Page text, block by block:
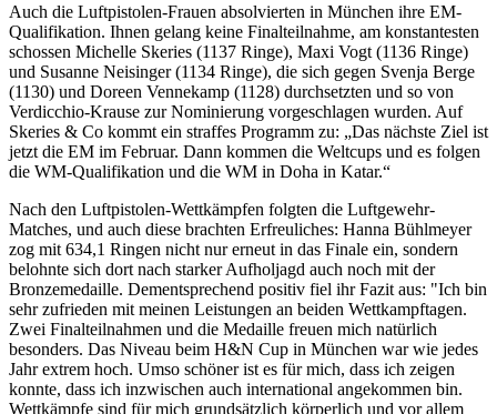
Auch die Luftpistolen-Frauen absolvierten in München ihre EM-
Qualifikation. Ihnen gelang keine Finalteilnahme, am konstantesten
schossen Michelle Skeries (1137 Ringe), Maxi Vogt (1136 Ringe)
und Susanne Neisinger (1134 Ringe), die sich gegen Svenja Berge
(1130) und Doreen Vennekamp (1128) durchsetzten und so von
Verdicchio-Krause zur Nominierung vorgeschlagen wurden. Auf
Skeries & Co kommt ein straffes Programm zu: „Das nächste Ziel ist
jetzt die EM im Februar. Dann kommen die Weltcups und es folgen
die WM-Qualifikation und die WM in Doha in Katar.“
Nach den Luftpistolen-Wettkämpfen folgten die Luftgewehr-
Matches, und auch diese brachten Erfreuliches: Hanna Bühlmeyer
zog mit 634,1 Ringen nicht nur erneut in das Finale ein, sondern
belohnte sich dort nach starker Aufholjagd auch noch mit der
Bronzemedaille. Dementsprechend positiv fiel ihr Fazit aus: "Ich bin
sehr zufrieden mit meinen Leistungen an beiden Wettkampftagen.
Zwei Finalteilnahmen und die Medaille freuen mich natürlich
besonders. Das Niveau beim H&N Cup in München war wie jedes
Jahr extrem hoch. Umso schöner ist es für mich, dass ich zeigen
konnte, dass ich inzwischen auch international angekommen bin.
Wettkämpfe sind für mich grundsätzlich körperlich und vor allem